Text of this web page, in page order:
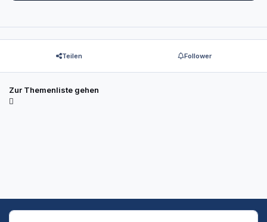
Teilen Follower
Zur Themenliste gehen